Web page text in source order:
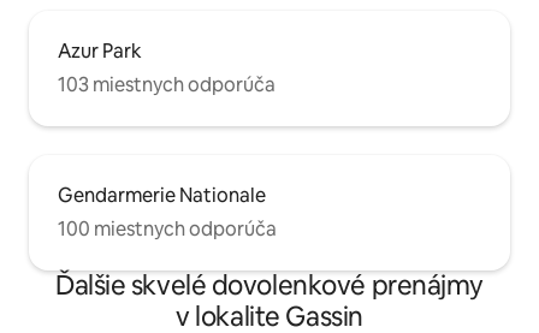
Azur Park
103 miestnych odporúča
Gendarmerie Nationale
100 miestnych odporúča
Ďalšie skvelé dovolenkové prenájmy
v lokalite Gassin